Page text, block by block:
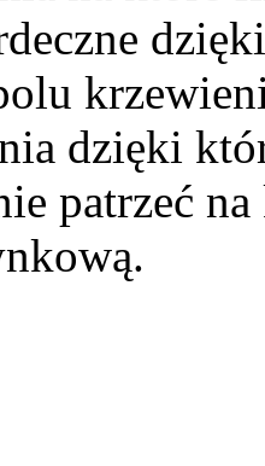
dzięki
patrzeć